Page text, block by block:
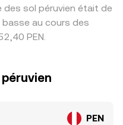
des sol péruvien était de
basse au cours des
PEN.
PEN